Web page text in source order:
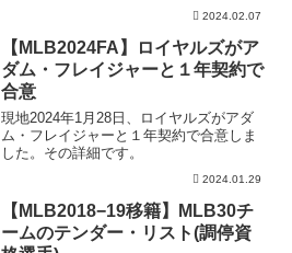
2024.02.07
【MLB2024FA】ロイヤルズがア
ダム・フレイジャーと１年契約で
合意
現地2024年1月28日、ロイヤルズがアダ
ム・フレイジャーと１年契約で合意しま
した。その詳細です。
2024.01.29
【MLB2018−19移籍】MLB30チ
ームのテンダー・リスト(調停資